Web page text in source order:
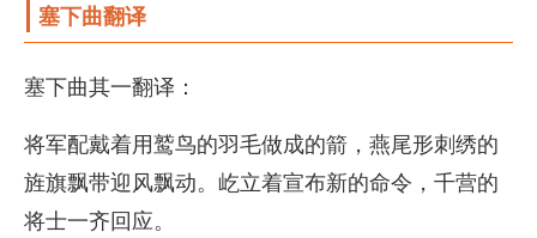
塞下曲翻译
塞下曲其一翻译：
将军配戴着用鹫鸟的羽毛做成的箭，燕尾形刺绣的
旌旗飘带迎风飘动。屹立着宣布新的命令，千营的
将士一齐回应。